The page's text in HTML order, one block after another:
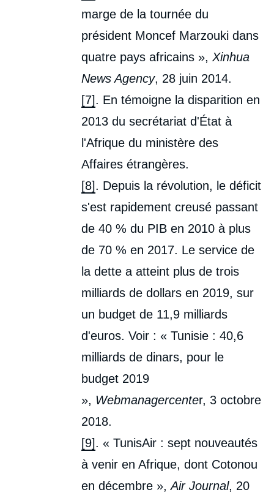
marge de la tournée du
président Moncef Marzouki dans
quatre pays africains »,Xinhua
News Agency, 28 juin 2014.
[7]. En témoigne la disparition en
2013 du secrétariat d'État à
l'Afrique du ministère des
Affaires étrangères.
[8]. Depuis la révolution, le déficit
s'est rapidement creusé passant
de 40 % du PIB en 2010 à plus
de 70 % en 2017. Le service de
la dette a atteint plus de trois
milliards de dollars en 2019, sur
un budget de 11,9 milliards
d'euros. Voir : « Tunisie : 40,6
milliards de dinars, pour le
budget 2019
», Webmanagercenter, 3 octobre
2018.
[9]. « TunisAir : sept nouveautés
à venir en Afrique, dont Cotonou
en décembre »,Air Journal, 20